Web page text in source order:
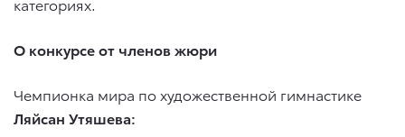
категориях.
О конкурсе от членов жюри
Чемпионка мира по художественной гимнастике
Ляйсан Утяшева: